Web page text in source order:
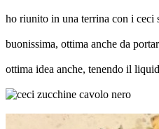
ho riunito in una terrina con i ceci
buonissima, ottima anche da
ottima idea anche, tenendo il